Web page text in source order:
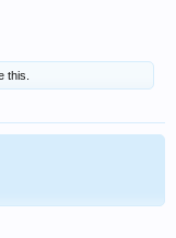
this.